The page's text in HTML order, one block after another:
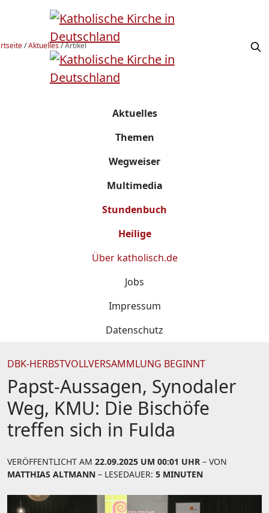
/Aktuelles/Artikel
Aktuelles
Themen
Wegweiser
Multimedia
Stundenbuch
Heilige
Über katholisch.de
Jobs
Impressum
Datenschutz
DBK-HERBSTVOLLVERSAMMLUNG BEGINNT
Papst-Aussagen, Synodaler
Weg, KMU: Die Bischöfe
treffen sich in Fulda
VERÖFFENTLICHT AM 22.09.2025 UM 00:01 UHR – VON
MATTHIAS ALTMANN – LESEDAUER: 5 MINUTEN